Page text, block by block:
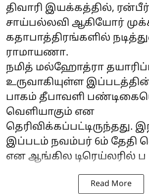
திவாரி இயக்கத்தில்,
சாய்பல்லவி ஆகியோர்
கதாபாத்திரங்களில்
ராமாயணா.
நமித் மல்ஹோத்ரா
உருவாகியுள்ள
பாகம் தீபாவளி
வெளியாகும் என
தெரிவிக்கப்பட்டிருந்தது.
இப்படம் நவம்பர் 6ம் தேதி
என ஆங்கில டிரெய்லரில் ப
Read More